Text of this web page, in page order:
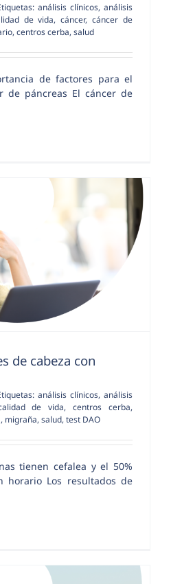
análisis clínicos, análisis
de vida,cáncer,cáncer de
, centros cerba, salud
de factores para el
de páncreas El cáncer de
de cabeza con
análisis clínicos, análisis
de vida,centros cerba,
, migraña, salud, test DAO
tienen cefalea y el 50%
horario Los resultados de